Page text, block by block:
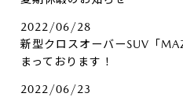
2022/06/28
新型クロスオーバーSUV「
まっております！
2022/06/23